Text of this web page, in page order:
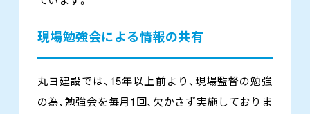
現場勉強会による情報の共有
丸ヨ建設では、15年以上前より、現場監督の勉強
の為、勉強会を毎月1回、欠かさず実施しておりま